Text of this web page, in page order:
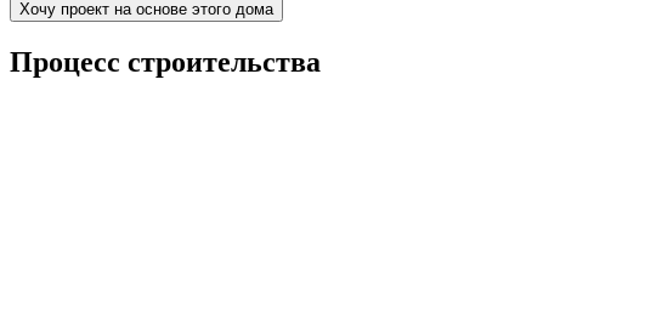
Хочу проект на основе этого дома
Процесс строительства